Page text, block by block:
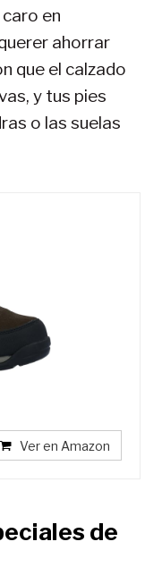
en
ahorrar
que el calzado
y tus pies
o las suelas
Ver en Amazon
de